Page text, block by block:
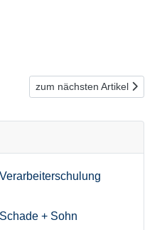
Shop - überraschend
Nächster Beitrag: Sat.1
zum nächsten Artikel
+ Sohn